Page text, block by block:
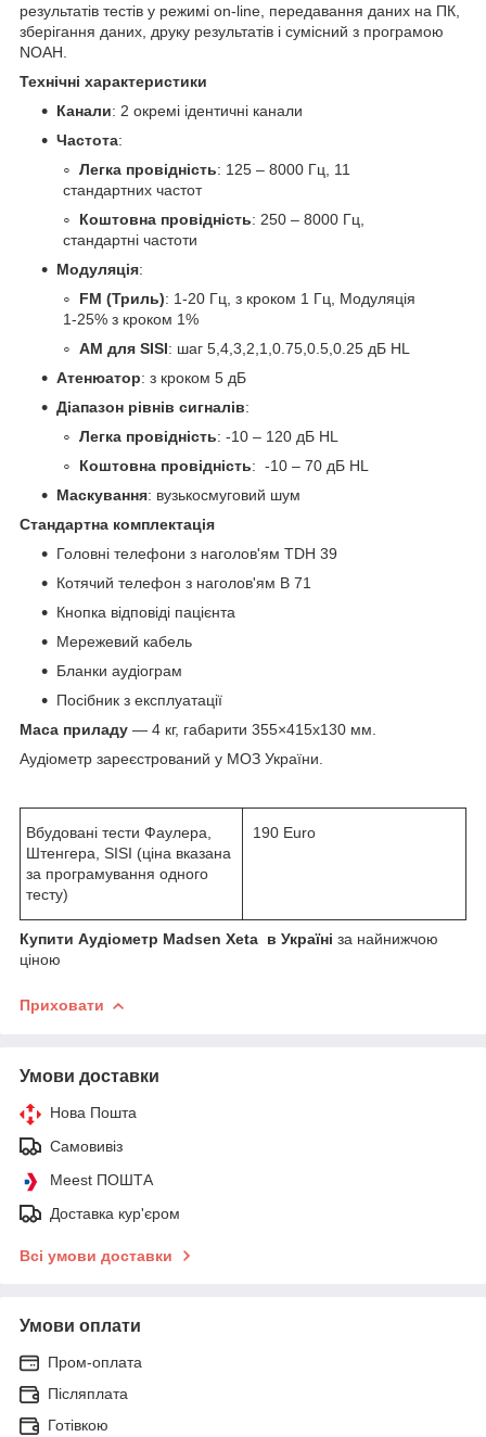
результатів тестів у режимі on-line, передавання даних на ПК,
зберігання даних, друку результатів і сумісний з програмою
NOAH.
Технічні характеристики
Канали: 2 окремі ідентичні канали
Частота:
Легка провідність: 125 – 8000 Гц, 11
стандартних частот
Коштовна провідність: 250 – 8000 Гц,
стандартні частоти
Модуляція:
FM (Триль): 1-20 Гц, з кроком 1 Гц, Модуляція
1-25% з кроком 1%
АМ для SISI: шаг 5,4,3,2,1,0.75,0.5,0.25 дБ HL
Атенюатор: з кроком 5 дБ
Діапазон рівнів сигналів:
Легка провідність: -10 – 120 дБ HL
Коштовна провідність: -10 – 70 дБ HL
Маскування: вузькосмуговий шум
Стандартна комплектація
Головні телефони з наголов'ям TDH 39
Котячий телефон з наголов'ям B 71
Кнопка відповіді пацієнта
Мережевий кабель
Бланки аудіограм
Посібник з експлуатації
Маса приладу — 4 кг, габарити 355×415x130 мм.
Аудіометр зареєстрований у МОЗ України.
Вбудовані тести Фаулера,
Штенгера, SISI (ціна вказана
за програмування одного
тесту)
190 Euro
Купити Аудіометр Madsen Xeta в Україні за найнижчою
ціною
Приховати
Умови доставки
Нова Пошта
Самовивіз
Meest ПОШТА
Доставка кур'єром
Всі умови доставки
Умови оплати
Пром-оплата
Післяплата
Готівкою